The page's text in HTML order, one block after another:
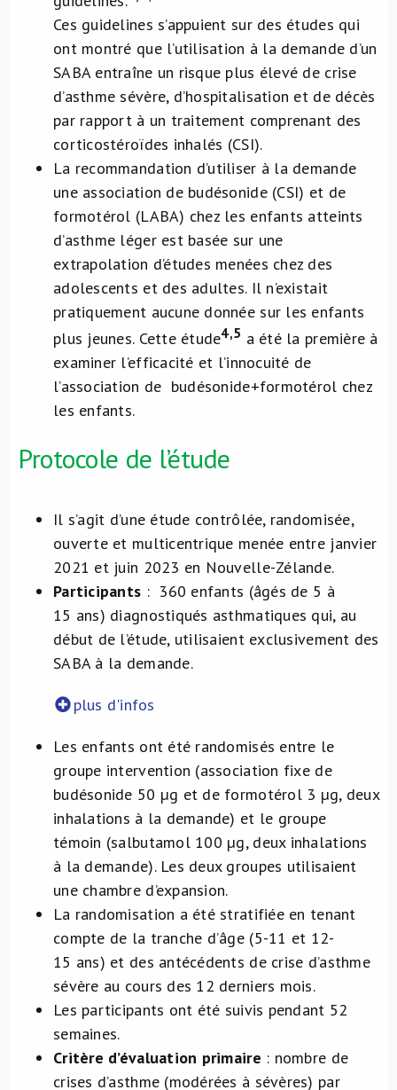
Ces guidelines s’appuient sur des études qui
ont montré que l’utilisation à la demande d’un
SABA entraîne un risque plus élevé de crise
d’asthme sévère, d’hospitalisation et de décès
par rapport à un traitement comprenant des
corticostéroïdes inhalés (CSI).
La recommandation d’utiliser à la demande
une association de budésonide (CSI) et de
formotérol (LABA) chez les enfants atteints
d’asthme léger est basée sur une
extrapolation d’études menées chez des
adolescents et des adultes. Il n’existait
pratiquement aucune donnée sur les enfants
plus jeunes. Cette étude4,5 a été la première à
examiner l’efficacité et l’innocuité de
l’association de budésonide+formotérol chez
les enfants.
Protocole de l’étude
Il s’agit d’une étude contrôlée, randomisée,
ouverte et multicentrique menée entre janvier
2021 et juin 2023 en Nouvelle-Zélande.
Participants : 360 enfants (âgés de 5 à
15 ans) diagnostiqués asthmatiques qui, au
début de l’étude, utilisaient exclusivement des
SABA à la demande.
plus d'infos
Les enfants ont été randomisés entre le
groupe intervention (association fixe de
budésonide 50 µg et de formotérol 3 µg, deux
inhalations à la demande) et le groupe
témoin (salbutamol 100 µg, deux inhalations
à la demande). Les deux groupes utilisaient
une chambre d’expansion.
La randomisation a été stratifiée en tenant
compte de la tranche d’âge (5-11 et 12-
15 ans) et des antécédents de crise d’asthme
sévère au cours des 12 derniers mois.
Les participants ont été suivis pendant 52
semaines.
Critère d’évaluation primaire : nombre de
crises d’asthme (modérées à sévères) par